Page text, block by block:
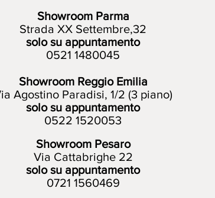
Showroom Parma
Strada XX Settembre,32
solo su appuntamento
0521 1480045
Showroom Reggio Emilia
Agostino Paradisi, 1/2 (3 piano)
solo su appuntamento
0522 1520053
Showroom Pesaro
Via Cattabrighe 22
solo su appuntamento
0721 1560469